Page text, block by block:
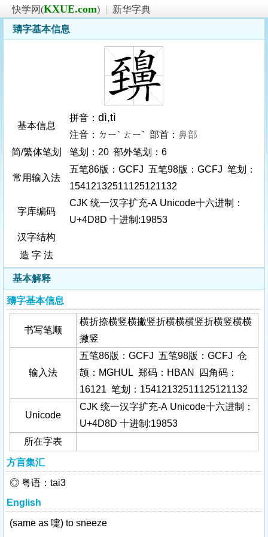
快学网(KXUE.com) |
新华字典
䶍字基本信息
基本信息
拼音： dì,tì
注音：ㄉㄧˋ ㄊㄧˋ 部首： 鼻部
简/繁体笔划
笔划：20 部外笔划：6
常用输入法
五笔86版：GCFJ 五笔98版：GCFJ 笔划：
15412132511125121132
字库编码
CJK 统一汉字扩充-A Unicode十六进制：
U+4D8D 十进制:19853
汉字结构
造 字 法
基本解释
䶍字基本信息
书写笔顺
横折捺横竖横撇竖折横横横竖折横竖横横
撇竖
输入法
五笔86版：GCFJ 五笔98版：GCFJ 仓
颉：MGHUL 郑码：HBAN 四角码：
16121 笔划：15412132511125121132
Unicode
CJK 统一汉字扩充-A Unicode十六进制：
U+4D8D 十进制:19853
所在字表
方言集汇
◎ 粤语：tai3
English
(same as 嚏) to sneeze